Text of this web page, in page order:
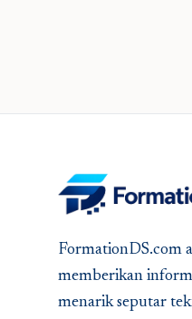
FormationDS.com
memberikan
menarik seputar